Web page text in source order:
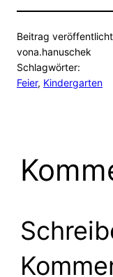
Beitrag veröffentlicht
vona.hanuschek
Schlagwörter:
Feier, Kindergarten